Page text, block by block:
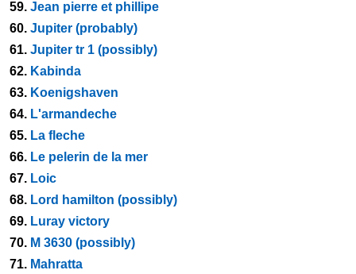
59. Jean pierre et phillipe
60. Jupiter (probably)
61. Jupiter tr 1 (possibly)
62. Kabinda
63. Koenigshaven
64. L'armandeche
65. La fleche
66. Le pelerin de la mer
67. Loic
68. Lord hamilton (possibly)
69. Luray victory
70. M 3630 (possibly)
71. Mahratta